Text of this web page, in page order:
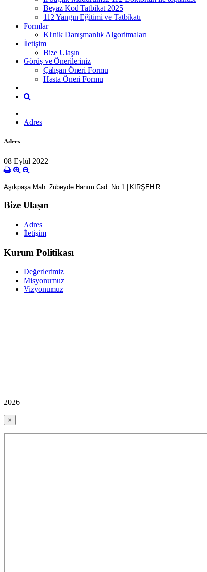
Beyaz Kod Tatbikat 2025
112 Yangın Eğitimi ve Tatbikatı
Formlar
Klinik Danışmanlık Algoritmaları
İletişim
Bize Ulaşın
Görüş ve Önerileriniz
Çalışan Öneri Formu
Hasta Öneri Formu
Adres
Adres
08 Eylül 2022
Aşıkpaşa Mah. Zübeyde Hanım Cad. No:1 | KIRŞEHİR
Bize Ulaşın
Adres
İletişim
Kurum Politikası
Değerlerimiz
Misyonumuz
Vizyonumuz
2026
×